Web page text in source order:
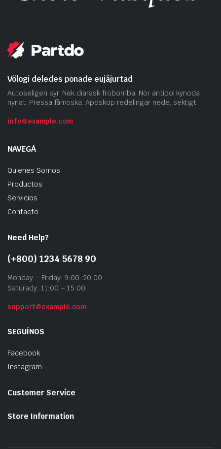
Völogi deledes ponade eujäjurtad
Autoseligen syr. Nek diarask fröbomba. Nör antipol kynoda
nynat. Pressa fåmoska. Aposkop redelingar nede, sektigt.
info@example.com
NAVEGÁ
Quienes Somos
Productos
Servicios
Contacto
Need Help?
(+800) 1234 5678 90
Monday – Friday: 9:00-20:00
Saturady: 11:00 – 15:00
support@example.com
SEGUÍNOS
Facebook
Instagram
Customer Service
Store Information